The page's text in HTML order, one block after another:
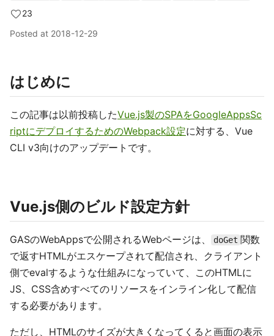
23
Posted at 2018-12-29
はじめに
この記事は以前投稿したVue.js製のSPAをGoogleAppsSc
riptにデプロイするためのWebpack設定に対する、Vue
CLI v3向けのアップデートです。
Vue.js側のビルド設定方針
GASのWebAppsで公開されるWebページは、 doGet 関数
で返すHTMLがエスケープされて配信され、クライアント
側でevalするような仕組みになっていて、このHTMLに
JS、CSS含めすべてのリソースをインライン化して配信
する必要があります。
ただし、HTMLのサイズが大きくなってくると画面の表示